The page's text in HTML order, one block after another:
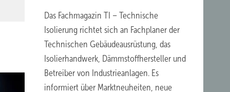
Das Fachmagazin TI – Technische
Isolierung richtet sich an Fachplaner der
Technischen Gebäudeausrüstung, das
Isolierhandwerk, Dämmstoffhersteller und
Betreiber von Industrieanlagen. Es
informiert über Marktneuheiten, neue